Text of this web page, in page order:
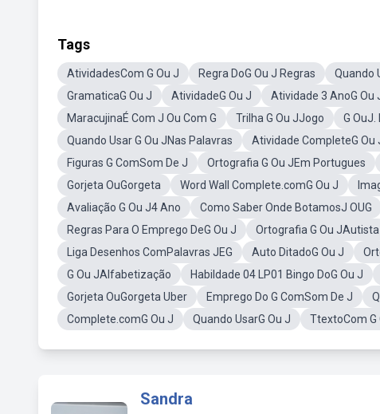
Tags
AtividadesCom G Ou J Regra DoG Ou J Regras Quando
GramaticaG Ou J
AtividadeG Ou J Atividade 3 AnoG Ou
MaracujinaÉ Com J Ou Com G
Trilha G Ou JJogo G OuJ.
Quando Usar G Ou JNas Palavras
Atividade CompleteG Ou
Figuras G ComSom De J
Ortografia G Ou JEm Portugues
Gorjeta OuGorgeta
Word Wall Complete.comG Ou J
Avaliação G Ou J4 Ano
Como Saber Onde BotamosJ OUG
Regras Para O Emprego DeG Ou J
Ortografia G Ou JAutista
Liga Desenhos ComPalavras JEG
Auto DitadoG Ou J
G Ou JAlfabetização
Habildade 04 LP01 Bingo DoG Ou J
Gorjeta OuGorgeta Uber
Emprego Do G ComSom De J
Complete.comG Ou J
Quando UsarG Ou J TtextoCom G
Sandra